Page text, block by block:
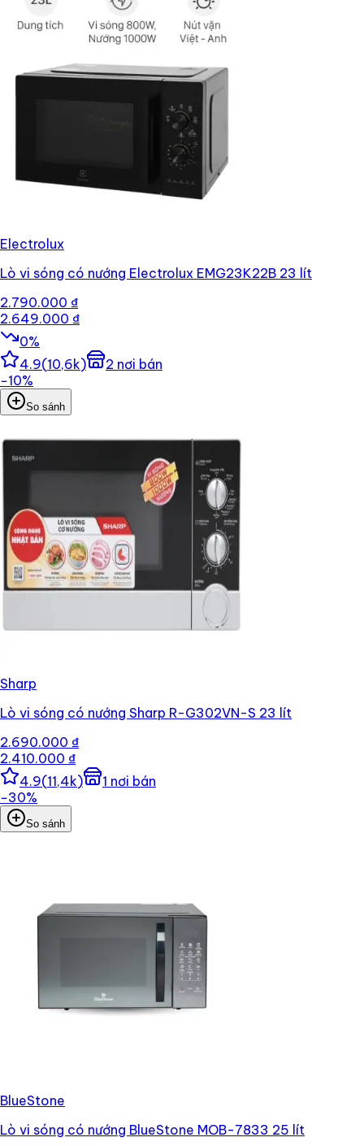
Electrolux
Lò vi sóng có nướng Electrolux EMG23K22B 23 lít
2.790.000 ₫
2.649.000 ₫
0%
4.9(10,6k) 2 nơi bán
−10%
So sánh
Sharp
Lò vi sóng có nướng Sharp R-G302VN-S 23 lít
2.690.000 ₫
2.410.000 ₫
4.9(11,4k) 1 nơi bán
−30%
So sánh
BlueStone
Lò vi sóng có nướng BlueStone MOB-7833 25 lít